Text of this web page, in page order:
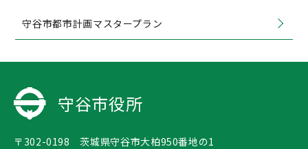
守谷市都市計画マスタープラン
守谷市役所
〒302-0198 茨城県守谷市大柏950番地の1